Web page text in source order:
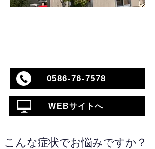
0586-76-7578
WEBサイトへ
こんな症状でお悩みですか？